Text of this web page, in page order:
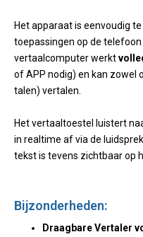
Het apparaat is eenvoudig
toepassingen op de
vertaalcomputer werkt
of APP nodig) en kan zowel
talen) vertalen.
Het vertaaltoestel
luistert
in realtime af via de
tekst is tevens zichtbaar op
Bijzonderheden:
Draagbare Vertaler